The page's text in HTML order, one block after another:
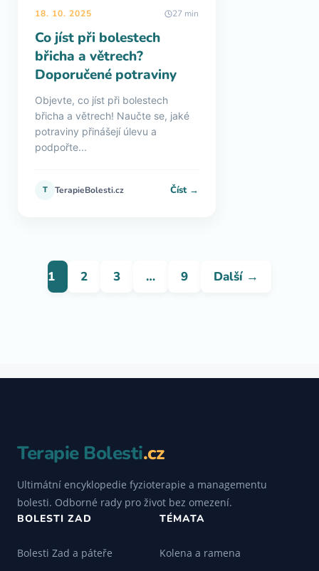
18. 10. 2025 27 min
Co jíst při bolestech
břicha a větrech?
Doporučené potraviny
Objevte, co jíst při bolestech
břicha a větrech! Naučte se, jaké
potraviny přinášejí úlevu a
podpořte...
T TerapieBolesti.cz Číst →
1 2 3 … 9 Další →
Terapie Bolesti.cz
Ultimátní encyklopedie fyzioterapie a managementu
bolesti. Odborné rady pro život bez omezení.
BOLESTI ZAD
Bolesti Zad a páteře
TÉMATA
Kolena a ramena